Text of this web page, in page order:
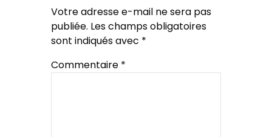
Votre adresse e-mail ne sera pas
publiée. Les champs obligatoires
sont indiqués avec *
Commentaire *